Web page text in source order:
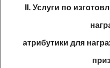
II. Услуги по
атрибутики для